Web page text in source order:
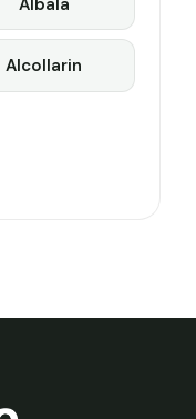
Alcollarin